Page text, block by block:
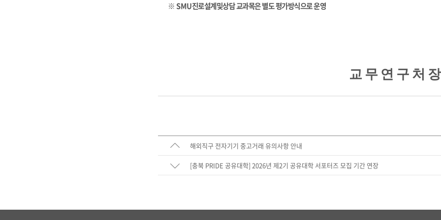
※ SMU진로설계및상담 교과목은 별도 평가방식으로 운영
교 무 연 구 처 장
해외직구 전자기기 중고거래 유의사항 안내
[충북 PRIDE 공유대학] 2026년 제2기 공유대학 서포터즈 모집 기간 연장